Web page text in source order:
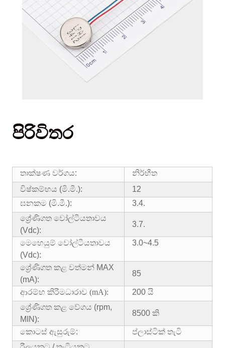
පිරිවිතර
තාක්ෂණ වර්ගය:
නිර්භීත
විෂ්කම්භය (මි.මී.):
12
ඝනකම (මි.මී.):
3.4.
ශ්‍රේණිගත වෝල්ටීයතාවය
(Vdc):
3.7.
මෙහෙයුම් වෝල්ටීයතාවය
(Vdc):
3.0~4.5
ශ්‍රේණිගත කළ වත්මන් MAX
(mA):
85
ආරම්භ කිරීමධාරාව (mA):
200 යි
ශ්‍රේණිගත කළ වේගය (rpm,
MIN):
8500 කි
කොටස් ඇසුරුම්:
ප්ලාස්ටික් තැටි